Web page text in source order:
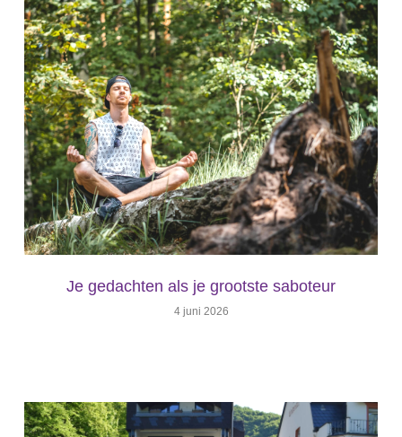
Je gedachten als je grootste saboteur
4 juni 2026